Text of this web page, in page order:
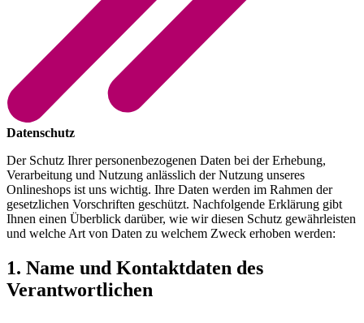
Datenschutz
Der Schutz Ihrer personenbezogenen Daten bei der Erhebung,
Verarbeitung und Nutzung anlässlich der Nutzung unseres
Onlineshops ist uns wichtig. Ihre Daten werden im Rahmen der
gesetzlichen Vorschriften geschützt. Nachfolgende Erklärung gibt
Ihnen einen Überblick darüber, wie wir diesen Schutz gewährleisten
und welche Art von Daten zu welchem Zweck erhoben werden:
1. Name und Kontaktdaten des
Verantwortlichen